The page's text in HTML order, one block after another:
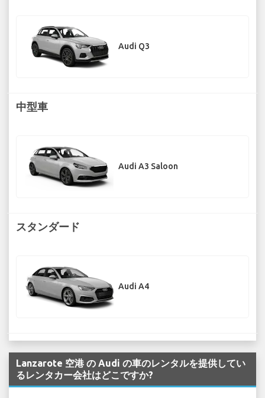
Audi Q3
中型車
Audi A3 Saloon
スタンダード
Audi A4
Lanzarote 空港 の Audi の車のレンタルを提供してい
るレンタカー会社はどこですか?